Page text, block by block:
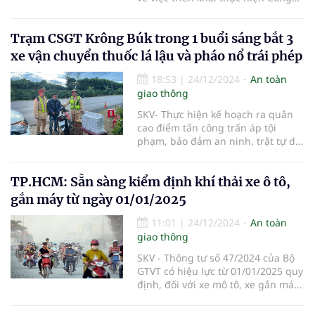
phủ về nâng cao hiệu quả công tác
bảo đảm trật tự, an toàn giao
thông (TTATGT).
Trạm CSGT Krông Búk trong 1 buổi sáng bắt 3
xe vận chuyển thuốc lá lậu và pháo nổ trái phép
18:53 | 24/12/2024
An toàn
giao thông
SKV- Thực hiện kế hoạch ra quân
cao điểm tấn công trấn áp tội
phạm, bảo đảm an ninh, trật tự dịp
24/12, trạm Cảnh sát giao thông
Krông Búk thuộc phòng Cảnh sát
giao thông, Công an tỉnh Đắk Lắk
đã bắt 3 vụ vận chuyển 500 gói
thuốc lá lậu và hơn 28kg pháo nổ
trái phép.
TP.HCM: Sẵn sàng kiểm định khí thải xe ô tô,
gắn máy từ ngày 01/01/2025
11:01 | 24/12/2024
An toàn
giao thông
SKV - Thông tư số 47/2024 của Bộ
GTVT có hiệu lực từ 01/01/2025 quy
định, đối với xe mô tô, xe gắn máy